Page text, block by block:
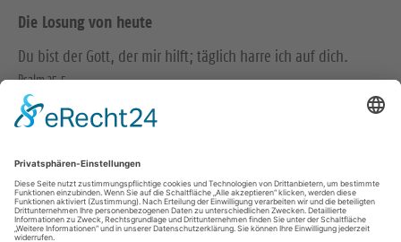
Die Losung von heute
Du bist der Gott, der mir hilft; täglich harre ich auf dich.
Psalm 25,5
Bittet, so wird euch gegeben; suchet, so werdet ihr finden;
Matthäus 7,7
© Evangelische Brüder-Unität – Herrnhuter Brüdergemeine
Weitere Informationen finden Sie hier